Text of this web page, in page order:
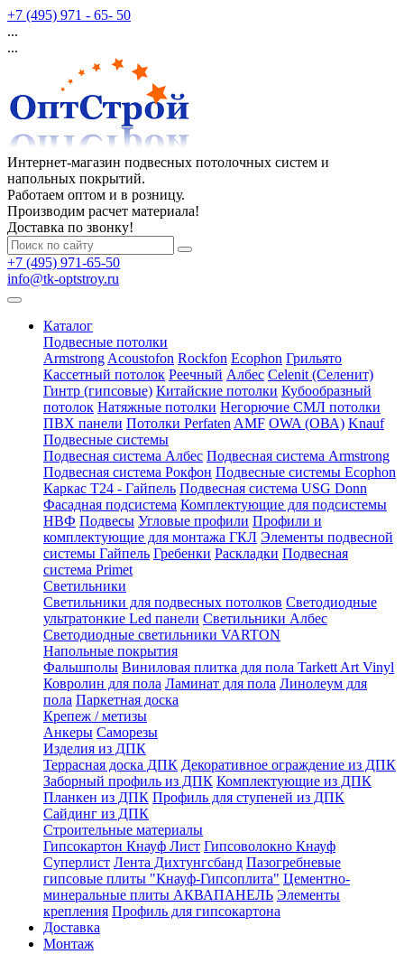
+7 (495) 971 - 65- 50
...
...
Интернет-магазин подвесных потолочных систем и
напольных покрытий.
Работаем оптом и в розницу.
Производим расчет материала!
Доставка по звонку!
+7 (495) 971-65-50
info@tk-optstroy.ru
Каталог
Подвесные потолки
Armstrong Acoustofon Rockfon Ecophon Грильято
Кассетный потолок Реечный Албес Celenit (Селенит)
Гинтр (гипсовые) Китайские потолки Кубообразный
потолок Натяжные потолки Негорючие СМЛ потолки
ПВХ панели Потолки Perfaten AMF OWA (ОВА) Knauf
Подвесные системы
Подвесная система Албес Подвесная система Armstrong
Подвесная система Рокфон Подвесные системы Ecophon
Каркас Т24 - Гайпель Подвесная система USG Donn
Фасадная подсистема Комплектующие для подсистемы
НВФ Подвесы Угловые профили Профили и
комплектующие для монтажа ГКЛ Элементы подвесной
системы Гайпель Гребенки Раскладки Подвесная
система Primet
Светильники
Светильники для подвесных потолков Светодиодные
ультратонкие Led панели Светильники Албес
Светодиодные светильники VARTON
Напольные покрытия
Фальшполы Виниловая плитка для пола Tarkett Art Vinyl
Ковролин для пола Ламинат для пола Линолеум для
пола Паркетная доска
Крепеж / метизы
Анкеры Саморезы
Изделия из ДПК
Террасная доска ДПК Декоративное ограждение из ДПК
Заборный профиль из ДПК Комплектующие из ДПК
Планкен из ДПК Профиль для ступеней из ДПК
Сайдинг из ДПК
Строительные материалы
Гипсокартон Кнауф Лист Гипсоволокно Кнауф
Суперлист Лента Дихтунгсбанд Пазогребневые
гипсовые плиты "Кнауф-Гипсоплита" Цементно-
минеральные плиты АКВАПАНЕЛЬ Элементы
крепления Профиль для гипсокартона
Доставка
Монтаж